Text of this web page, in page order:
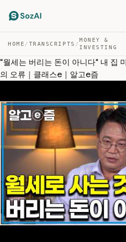
HOME / TRANSCRIPTS /
MONEY &
INVESTING
"월세는 버리는 돈이 아니다" 내 집
의 오류｜클래스e｜알고e즘